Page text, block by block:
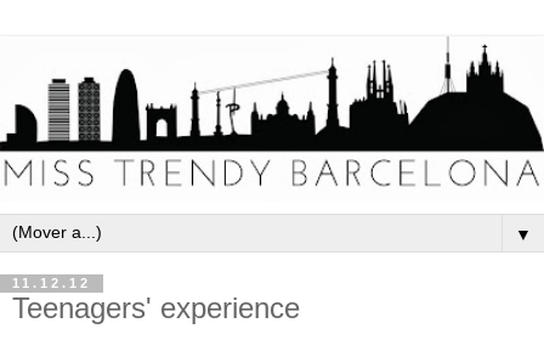
▼
11.12.12
Teenagers' experience